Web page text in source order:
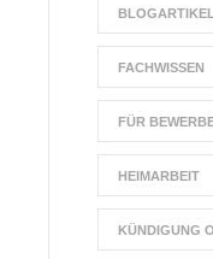
BLOGARTIKEL
FACHWISSEN
FÜR
HEIMARBEIT
KÜNDIGUNG